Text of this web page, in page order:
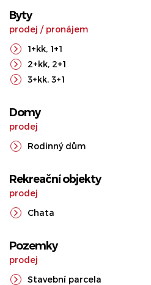
Byty
prodej / pronájem
1+kk, 1+1
2+kk, 2+1
3+kk, 3+1
Domy
prodej
Rodinný dům
Rekreační objekty
prodej
Chata
Pozemky
prodej
Stavební parcela